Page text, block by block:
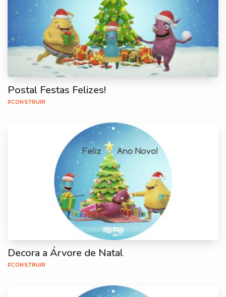
Postal Festas Felizes!
#CONSTRUIR
Decora a Árvore de Natal
#CONSTRUIR